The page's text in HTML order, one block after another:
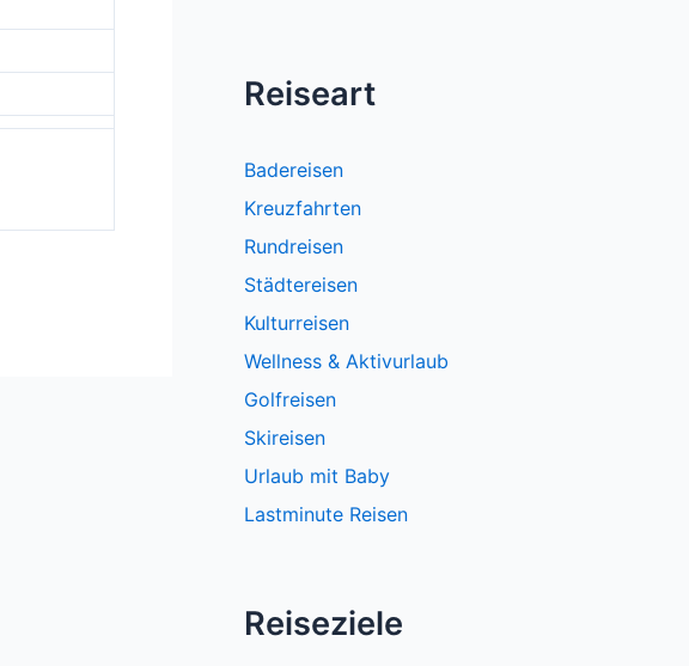
Reiseart
Badereisen
Kreuzfahrten
Rundreisen
Städtereisen
Kulturreisen
Wellness & Aktivurlaub
Golfreisen
Skireisen
Urlaub mit Baby
Lastminute Reisen
Reiseziele